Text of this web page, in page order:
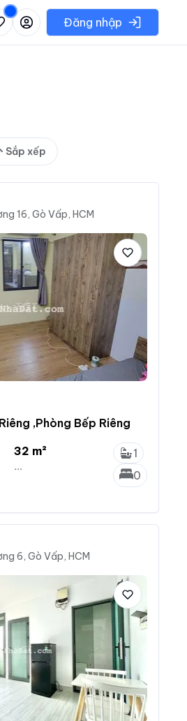
có thể chọnĐăng nhập
Sắp xếp
16, Gò Vấp, HCM
Riêng ,Phòng Bếp Riêng
32 m²
...
1
0
6, Gò Vấp, HCM